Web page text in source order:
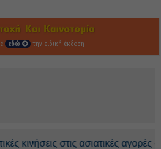
εδώ την ειδική έκδοση
κινήσεις στις ασιατικές αγορές -